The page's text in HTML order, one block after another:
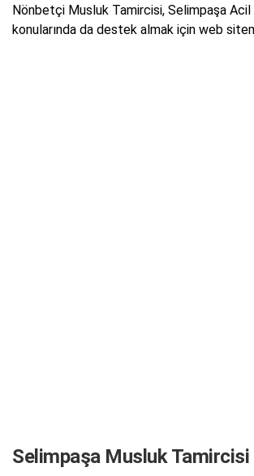
Nönbetçi Musluk Tamircisi, Selimpaşa
konularında da destek almak için web
Selimpaşa Musluk Tamircisi